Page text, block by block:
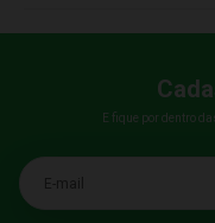
E fique por dentro
E-mail